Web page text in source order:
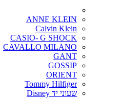
ANNE KLEIN
Calvin Klein
CASIO- G SHOCK
CAVALLO MILANO
GANT
GOSSIP
ORIENT
Tommy Hilfiger
שעוני יד Disney